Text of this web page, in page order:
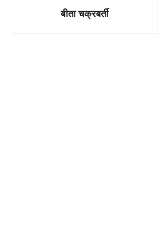
बीता चक्रबर्ती